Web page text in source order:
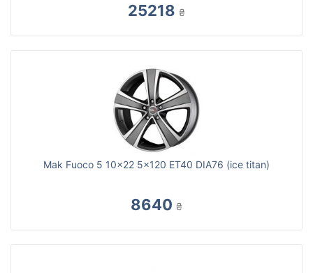
25218 ₴
Mak Fuoco 5 10x22 5x120 ET40 DIA76 (ice titan)
8640 ₴